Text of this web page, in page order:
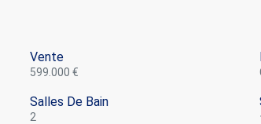
Vente
599.000 €
Salles De Bain
2